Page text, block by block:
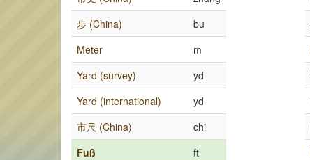
步 (China)
bu
Meter
m
Yard (survey)
yd
Yard (international)
yd
市尺 (China)
chi
Fuß
ft